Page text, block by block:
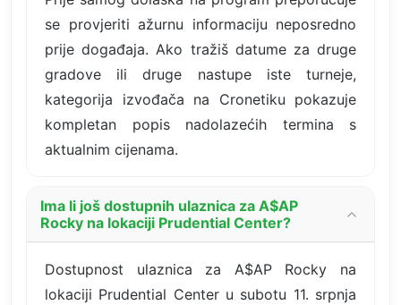
se provjeriti ažurnu informaciju neposredno
prije događaja. Ako tražiš datume za druge
gradove ili druge nastupe iste turneje,
kategorija izvođača na Cronetiku pokazuje
kompletan popis nadolazećih termina s
aktualnim cijenama.
Ima li još dostupnih ulaznica za A$AP
Rocky na lokaciji Prudential Center?
Dostupnost ulaznica za A$AP Rocky na
lokaciji Prudential Center u subotu 11. srpnja